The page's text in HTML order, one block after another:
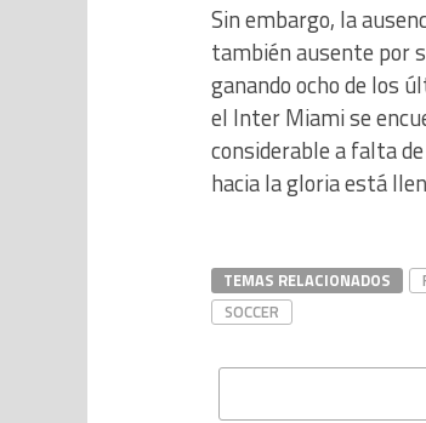
Sin embargo, la
también ausente por
ganando ocho de los
el Inter Miami se
considerable a falta
hacia la gloria está
TEMAS RELACIONADOS
SOCCER